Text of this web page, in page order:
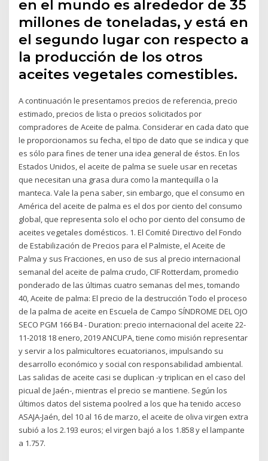
en el mundo es alrededor de 35
millones de toneladas, y está en
el segundo lugar con respecto a
la producción de los otros
aceites vegetales comestibles.
A continuación le presentamos precios de referencia, precio
estimado, precios de lista o precios solicitados por
compradores de Aceite de palma. Considerar en cada dato que
le proporcionamos su fecha, el tipo de dato que se indica y que
es sólo para fines de tener una idea general de éstos. En los
Estados Unidos, el aceite de palma se suele usar en recetas
que necesitan una grasa dura como la mantequilla o la
manteca. Vale la pena saber, sin embargo, que el consumo en
América del aceite de palma es el dos por ciento del consumo
global, que representa solo el ocho por ciento del consumo de
aceites vegetales domésticos. 1. El Comité Directivo del Fondo
de Estabilización de Precios para el Palmiste, el Aceite de
Palma y sus Fracciones, en uso de sus al precio internacional
semanal del aceite de palma crudo, CIF Rotterdam, promedio
ponderado de las últimas cuatro semanas del mes, tomando
40, Aceite de palma: El precio de la destrucción Todo el proceso
de la palma de aceite en Escuela de Campo SÍNDROME DEL OJO
SECO PGM 166 B4 - Duration: precio internacional del aceite 22-
11-2018 18 enero, 2019 ANCUPA, tiene como misión representar
y servir a los palmicultores ecuatorianos, impulsando su
desarrollo económico y social con responsabilidad ambiental.
Las salidas de aceite casi se duplican -y triplican en el caso del
picual de Jaén-, mientras el precio se mantiene. Según los
últimos datos del sistema poolred a los que ha tenido acceso
ASAJA-Jaén, del 10 al 16 de marzo, el aceite de oliva virgen extra
subió a los 2.193 euros; el virgen bajó a los 1.858 y el lampante
a 1.757.